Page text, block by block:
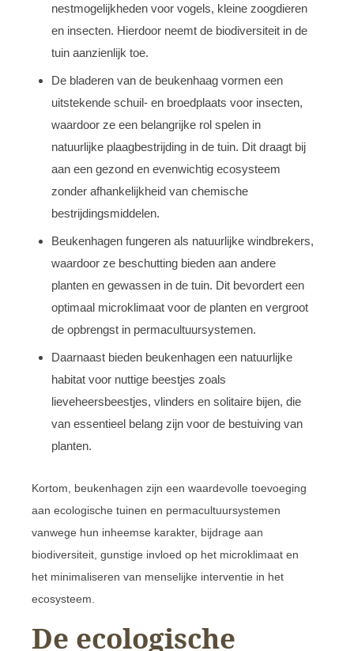
nestmogelijkheden voor vogels, kleine zoogdieren
en insecten. Hierdoor neemt de biodiversiteit in de
tuin aanzienlijk toe.
De bladeren van de beukenhaag vormen een
uitstekende schuil- en broedplaats voor insecten,
waardoor ze een belangrijke rol spelen in
natuurlijke plaagbestrijding in de tuin. Dit draagt bij
aan een gezond en evenwichtig ecosysteem
zonder afhankelijkheid van chemische
bestrijdingsmiddelen.
Beukenhagen fungeren als natuurlijke windbrekers,
waardoor ze beschutting bieden aan andere
planten en gewassen in de tuin. Dit bevordert een
optimaal microklimaat voor de planten en vergroot
de opbrengst in permacultuursystemen.
Daarnaast bieden beukenhagen een natuurlijke
habitat voor nuttige beestjes zoals
lieveheersbeestjes, vlinders en solitaire bijen, die
van essentieel belang zijn voor de bestuiving van
planten.
Kortom, beukenhagen zijn een waardevolle toevoeging
aan ecologische tuinen en permacultuursystemen
vanwege hun inheemse karakter, bijdrage aan
biodiversiteit, gunstige invloed op het microklimaat en
het minimaliseren van menselijke interventie in het
ecosysteem.
De ecologische